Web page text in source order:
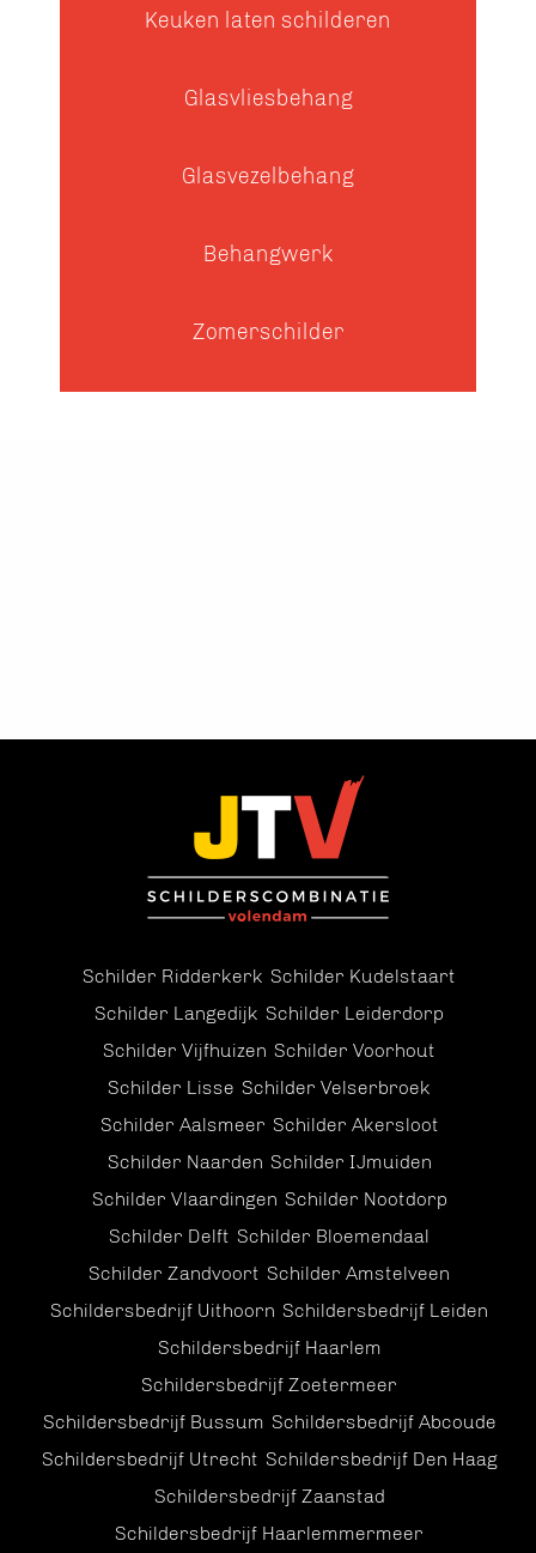
Keuken laten schilderen
Glasvliesbehang
Glasvezelbehang
Behangwerk
Zomerschilder
Schilder Ridderkerk Schilder Kudelstaart
Schilder Langedijk Schilder Leiderdorp
Schilder Vijfhuizen Schilder Voorhout
Schilder Lisse Schilder Velserbroek
Schilder Aalsmeer Schilder Akersloot
Schilder Naarden Schilder IJmuiden
Schilder Vlaardingen Schilder Nootdorp
Schilder Delft Schilder Bloemendaal
Schilder Zandvoort Schilder Amstelveen
Schildersbedrijf Uithoorn Schildersbedrijf Leiden
Schildersbedrijf Haarlem
Schildersbedrijf Zoetermeer
Schildersbedrijf Bussum Schildersbedrijf Abcoude
Schildersbedrijf Utrecht Schildersbedrijf Den Haag
Schildersbedrijf Zaanstad
Schildersbedrijf Haarlemmermeer